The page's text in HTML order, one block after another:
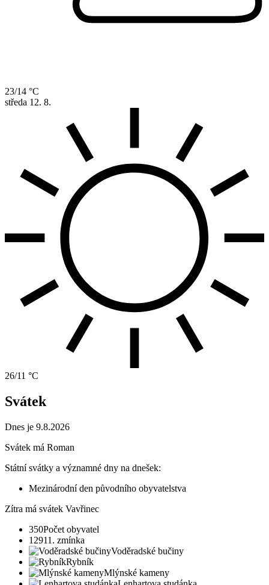
23/14 °C
středa 12. 8.
26/11 °C
Svátek
Dnes je 9.8.2026
Svátek má Roman
Státní svátky a významné dny na dnešek:
Mezinárodní den původního obyvatelstva
Zítra má svátek Vavřinec
350Počet obyvatel
12911. zmínka
Voděradské bučiny
Rybník
Mlýnské kameny